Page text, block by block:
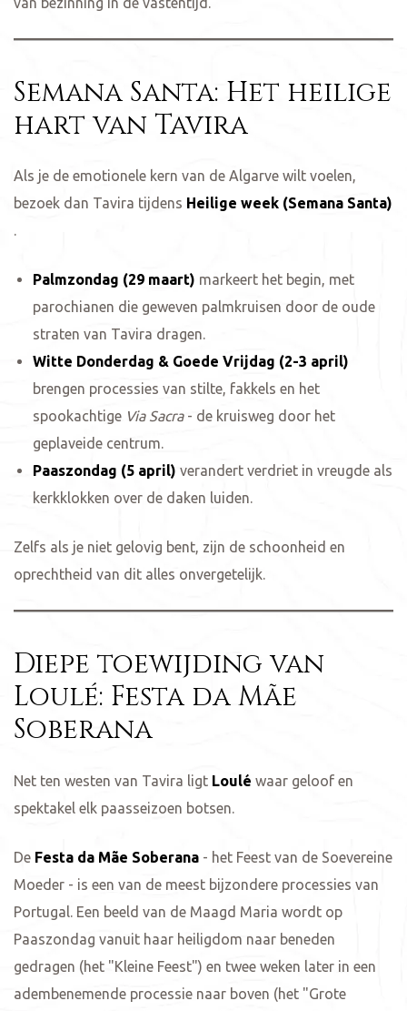
Semana Santa: Het heilige
hart van Tavira
Als je de emotionele kern van de Algarve wilt voelen,
bezoek dan Tavira tijdens Heilige week (Semana Santa)
.
Palmzondag (29 maart) markeert het begin, met
parochianen die geweven palmkruisen door de oude
straten van Tavira dragen.
Witte Donderdag & Goede Vrijdag (2-3 april)
brengen processies van stilte, fakkels en het
spookachtige Via Sacra- de kruisweg door het
geplaveide centrum.
Paaszondag (5 april) verandert verdriet in vreugde als
kerkklokken over de daken luiden.
Zelfs als je niet gelovig bent, zijn de schoonheid en
oprechtheid van dit alles onvergetelijk.
Diepe toewijding van
Loulé: Festa da Mãe
Soberana
Net ten westen van Tavira ligt Loulé waar geloof en
spektakel elk paasseizoen botsen.
De Festa da Mãe Soberana - het Feest van de Soevereine
Moeder - is een van de meest bijzondere processies van
Portugal. Een beeld van de Maagd Maria wordt op
Paaszondag vanuit haar heiligdom naar beneden
gedragen (het "Kleine Feest") en twee weken later in een
adembenemende processie naar boven (het "Grote